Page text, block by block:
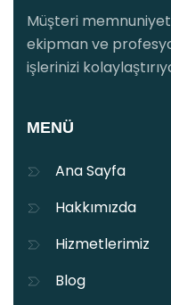
Müşteri
ekipman ve
işlerinizi
MENÜ
Ana Sayfa
Hakkımızda
Hizmetlerimiz
Blog